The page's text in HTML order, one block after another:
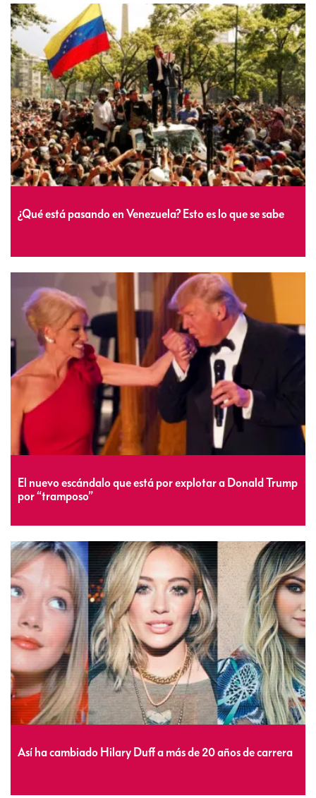
¿Qué está pasando en Venezuela? Esto es lo que se sabe
El nuevo escándalo que está por explotar a Donald Trump
por “tramposo”
Así ha cambiado Hilary Duff a más de 20 años de carrera